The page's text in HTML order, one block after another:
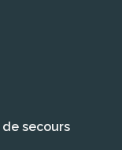
secours